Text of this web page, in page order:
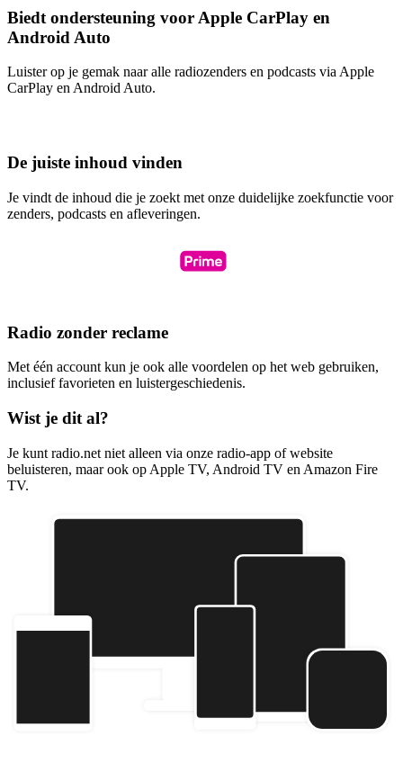
Biedt ondersteuning voor Apple CarPlay en
Android Auto
Luister op je gemak naar alle radiozenders en podcasts via Apple
CarPlay en Android Auto.
De juiste inhoud vinden
Je vindt de inhoud die je zoekt met onze duidelijke zoekfunctie voor
zenders, podcasts en afleveringen.
Radio zonder reclame
Met één account kun je ook alle voordelen op het web gebruiken,
inclusief favorieten en luistergeschiedenis.
Wist je dit al?
Je kunt radio.net niet alleen via onze radio-app of website
beluisteren, maar ook op Apple TV, Android TV en Amazon Fire
TV.